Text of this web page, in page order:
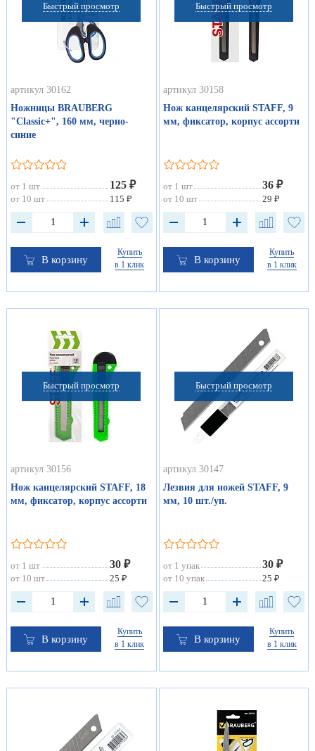
Быстрый просмотр
артикул 30162
Ножницы BRAUBERG
"Classic+", 160 мм, черно-
синие
от 1 шт 125 ₽
от 10 шт 115 ₽
В корзину
Купить
в 1 клик
Быстрый просмотр
артикул 30158
Нож канцелярский STAFF, 9
мм, фиксатор, корпус ассорти
от 1 шт 36 ₽
от 10 шт 29 ₽
В корзину
Купить
в 1 клик
Быстрый просмотр
артикул 30156
Нож канцелярский STAFF, 18
мм, фиксатор, корпус ассорти
от 1 шт 30 ₽
от 10 шт 25 ₽
В корзину
Купить
в 1 клик
Быстрый просмотр
артикул 30147
Лезвия для ножей STAFF, 9
мм, 10 шт./уп.
от 1 упак 30 ₽
от 10 упак 25 ₽
В корзину
Купить
в 1 клик